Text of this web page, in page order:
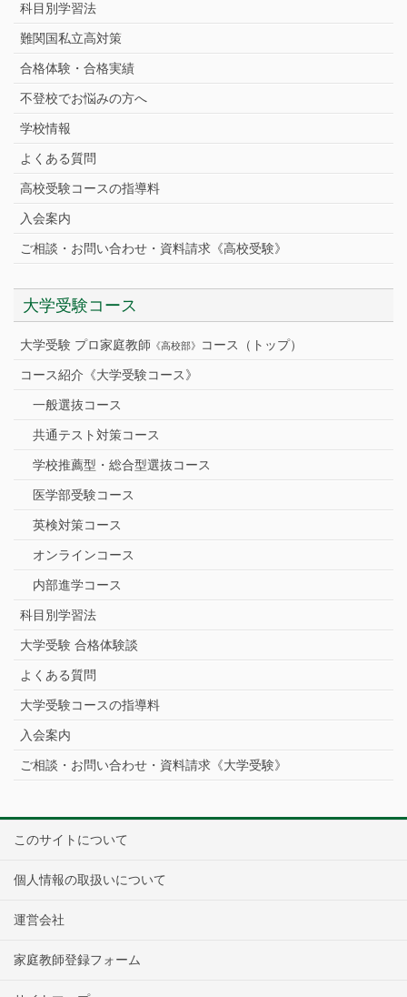
科目別学習法
難関国私立高対策
合格体験・合格実績
不登校でお悩みの方へ
学校情報
よくある質問
高校受験コースの指導料
入会案内
ご相談・お問い合わせ・資料請求《高校受験》
大学受験コース
大学受験 プロ家庭教師 《高校部》 コース（トップ）
コース紹介《大学受験コース》
一般選抜コース
共通テスト対策コース
学校推薦型・総合型選抜コース
医学部受験コース
英検対策コース
オンラインコース
内部進学コース
科目別学習法
大学受験 合格体験談
よくある質問
大学受験コースの指導料
入会案内
ご相談・お問い合わせ・資料請求《大学受験》
このサイトについて
個人情報の取扱いについて
運営会社
家庭教師登録フォーム